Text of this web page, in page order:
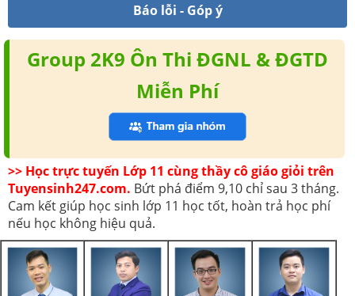
Báo lỗi - Góp ý
Group 2K9 Ôn Thi ĐGNL & ĐGTD
Miễn Phí
>> Học trực tuyến Lớp 11 cùng thầy cô giáo giỏi trên
Tuyensinh247.com. Bứt phá điểm 9,10 chỉ sau 3 tháng.
Cam kết giúp học sinh lớp 11 học tốt, hoàn trả học phí
nếu học không hiệu quả.